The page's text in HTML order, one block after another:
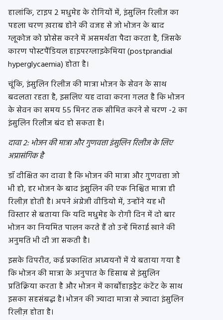
हालांकि, टाइप 2 मधुमेह के रोगियों में, इंसुलिन रिलीज का
पहला चरण ख़राब होने की वजह से जो भोजन के बाद
ग्लूकोज को प्रोसेस करने में असमर्थता पैदा करता है, जिसके
कारण पोस्टपैंडियल हाइपरग्लाइकेमिया (postprandial
hyperglycaemia) होता है।
चूंकि, इंसुलिन रिलीज की मात्रा भोजन के सेवन के साथ
बदलता रहता है, इसलिए यह दावा करना गलत है कि भोजन
के सेवन का समय 55 मिनट तक सीमित करने से चरण -2 का
इंसुलिन रिलीज बंद हो सकता है।
दावा 2: भोजन की मात्रा और गुणवत्ता इंसुलिन रिलीज के लिए
अप्रासंगिक है
डॉ दीक्षित का दावा है कि भोजन की मात्रा और गुणवत्ता जो
भी हो, हर भोजन के बाद इंसुलिन की एक निश्चित मात्रा ही
रिलीज़ होती है। अपने अंग्रेजी वीडियो में, उन्होंने यह भी
विस्तार से बताया कि यदि मधुमेह के रोगी दिन में दो बार
भोजन का नियमित पालन करते हैं तो उन्हें मिठाई खाने की
अनुमति भी दी जा सकती है।
इसके विपरीत, कई प्रकाशित अध्ययनों में ये बताया गया है
कि भोजन की मात्रा के अनुपात के हिसाब से इंसुलिन
प्रतिक्रिया करता है और भोजन में कार्बोहाइड्रेट कंटेंट के साथ
इसका सहसंबद्ध है। भोजन की ज्यादा मात्रा से ज्यादा इंसुलिन
रिलीज़ होता है।